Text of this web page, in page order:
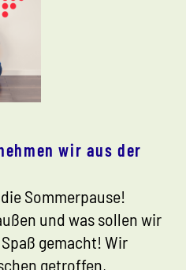
wir aus der
Sommerpause!
und was sollen wir
gemacht! Wir
getroffen,